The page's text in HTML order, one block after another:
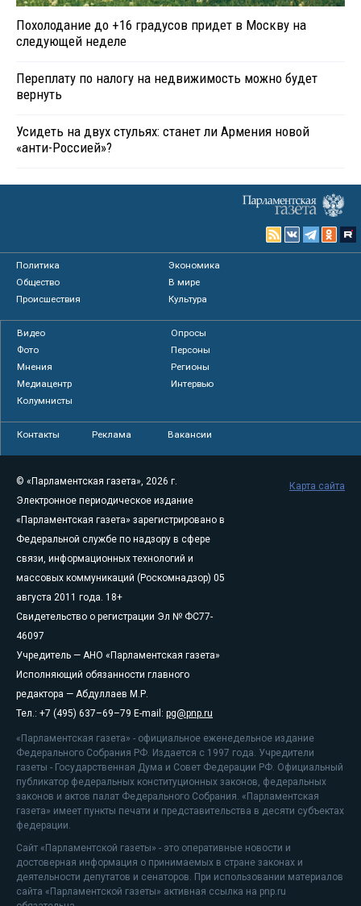
Похолодание до +16 градусов придет в Москву на
следующей неделе
Переплату по налогу на недвижимость можно будет
вернуть
Усидеть на двух стульях: станет ли Армения новой
«анти-Россией»?
Политика
Экономика
Общество
В мире
Происшествия
Культура
Видео
Опросы
Фото
Персоны
Мнения
Регионы
Медиацентр
Интервью
Колумнисты
Контакты Реклама Вакансии
© «Парламентская газета», 2026 г.
Электронное периодическое издание
«Парламентская газета» зарегистрировано в
Федеральной службе по надзору в сфере
связи, информационных технологий и
массовых коммуникаций (Роскомнадзор) 05
августа 2011 года. 18+
Свидетельство о регистрации Эл № ФС77-
46097
Учредитель — АНО «Парламентская газета»
Исполняющий обязанности главного
редактора — Абдуллаев М.Р.
Тел.: +7 (495) 637–69–79 E-mail: pg@pnp.ru
«Парламентская газета» - официальное еженедельное издание
Федерального Собрания РФ. Издается с 1997 года. Учредители
газеты - Государственная Дума и Совет Федерации РФ. Официальный
публикатор федеральных конституционных законов, федеральных
законов и актов палат Федерального Собрания. «Парламентская
газета» имеет пункты печати и представительства в десяти субъектах
федерации.
Сайт «Парламентской газеты» - это оперативные новости и
достоверная информация о принимаемых в стране законах и
деятельности депутатов и сенаторов. При использовании материалов
сайта «Парламентской газеты» активная ссылка на pnp.ru
Карта сайта